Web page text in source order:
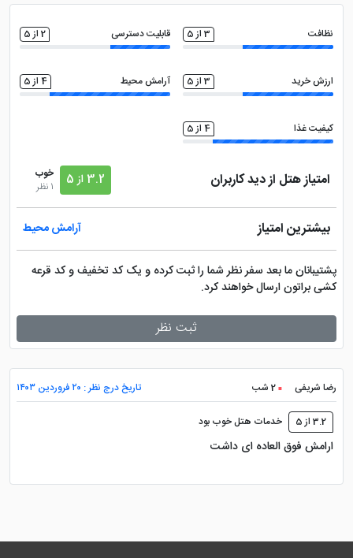
مجموعه ورزشی خدمات خشک شویی (لاندری)
نظافت 3 از 5 قابلیت دسترسی 2 از 5
ارزش خرید 3 از 5 آرامش محیط 4 از 5
کیفیت غذا 4 از 5
امتیاز هتل از دید کاربران 3.2 از 5
خوب
1 نظر
بیشترین امتیاز آرامش محیط
پشتیبانان ما بعد سفر نظر شما را ثبت کرده و یک کد تخفیف و کد قرعه
کشی براتون ارسال خواهند کرد.
ثبت نظر
رضا شریفی 2 شب تاریخ درج نظر : ۲۰ فروردین ۱۴۰۳
3.2 از 5 خدمات هتل خوب بود
ارامش فوق العاده ای داشت